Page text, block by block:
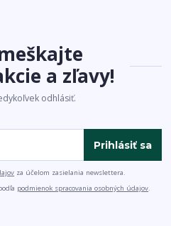
a zľavy!
odhlásiť.
Prihlásiť sa
za účelom zasielania newslettera.
podmienok spracovania osobných údajov.